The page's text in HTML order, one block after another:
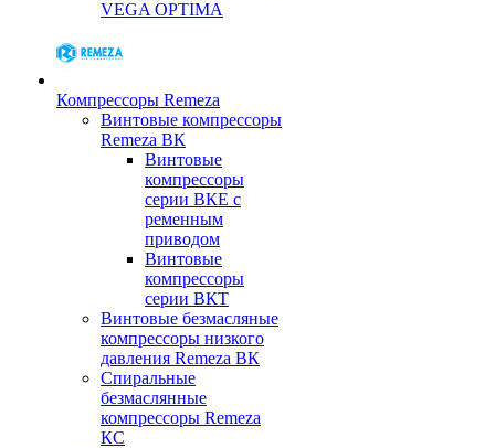
VEGA OPTIMA
Компрессоры Remeza
Винтовые компрессоры
Remeza ВК
Винтовые
компрессоры
серии ВКЕ с
ременным
приводом
Винтовые
компрессоры
серии ВКТ
Винтовые безмасляные
компрессоры низкого
давления Remeza ВК
Спиральные
безмаслянные
компрессоры Remeza
КС